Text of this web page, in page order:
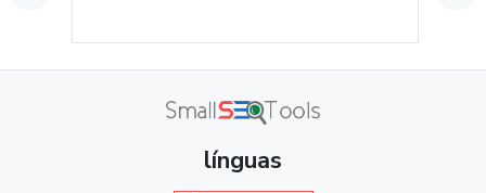
línguas